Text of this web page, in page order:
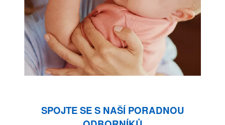
SPOJTE SE S NAŠÍ PORADNOU